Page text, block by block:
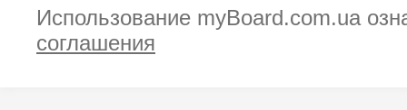
Использование myBoard.com.ua
соглашения